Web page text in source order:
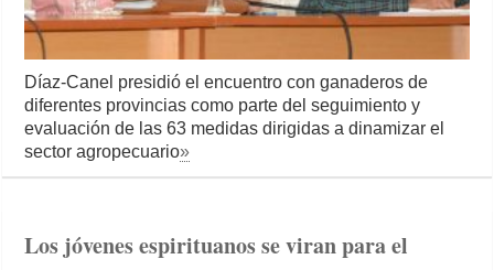
Díaz-Canel presidió el encuentro con ganaderos de
diferentes provincias como parte del seguimiento y
evaluación de las 63 medidas dirigidas a dinamizar el
sector agropecuario»
Los jóvenes espirituanos se viran para el